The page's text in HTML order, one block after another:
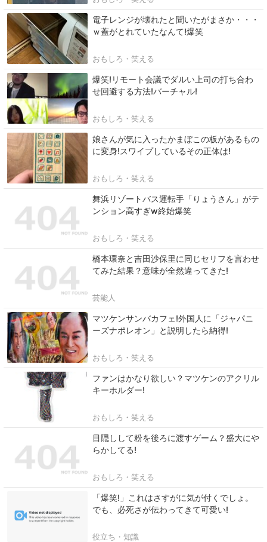
電子レンジが壊れたと聞いたがまさか・・・
ｗ蓋がとれていたなんて!爆笑
おもしろ・笑える
爆笑!リモート会議でダルい上司の打ち合わ
せ回避する方法!バーチャル!
おもしろ・笑える
娘さんが気に入ったかまぼこの板があるもの
に変身!スワイプしているその正体は!
おもしろ・笑える
舞浜リゾートバス運転手「りょうさん」がテ
ンション高すぎw終始爆笑
おもしろ・笑える
橋本環奈と吉田沙保里に同じセリフを言わせ
てみた結果？意味が全然違ってきた!
芸能人
マツケンサンバカフェ!外国人に「ジャパニ
ーズナポレオン」と説明したら納得!
おもしろ・笑える
ファンはかなり欲しい？マツケンのアクリル
キーホルダー!
おもしろ・笑える
目隠しして粉を後ろに渡すゲーム？盛大にや
らかしてる!
おもしろ・笑える
「爆笑!」これはさすがに気が付くでしょ。
でも、必死さが伝わってきて可愛い!
役立ち・知識